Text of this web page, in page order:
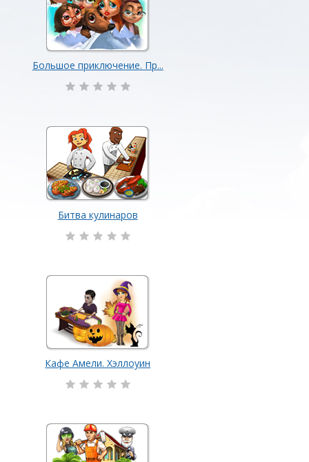
Большое приключение. Пр...
Битва кулинаров
Кафе Амели. Хэллоуин